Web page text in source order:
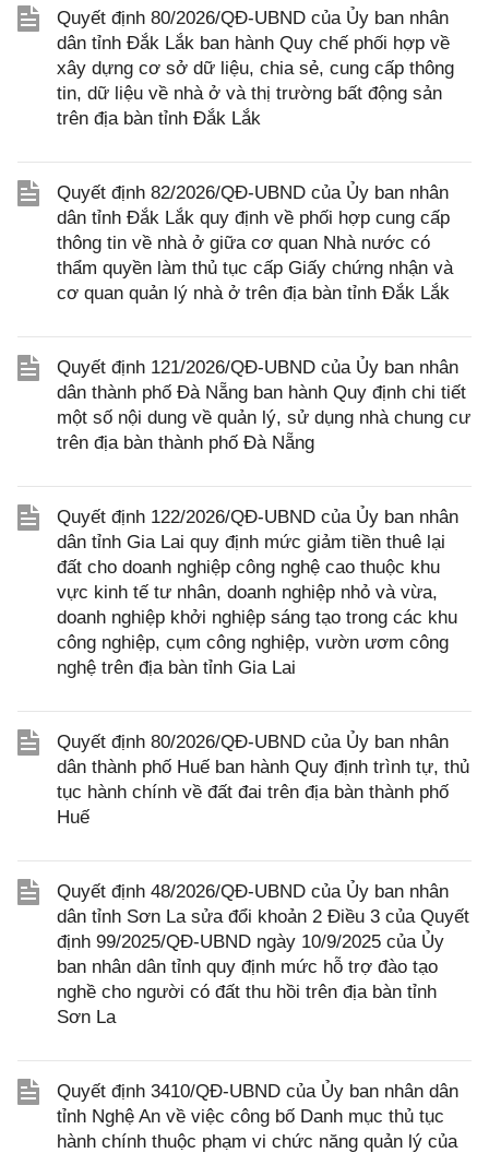
Quyết định 80/2026/QĐ-UBND của Ủy ban nhân
dân tỉnh Đắk Lắk ban hành Quy chế phối hợp về
xây dựng cơ sở dữ liệu, chia sẻ, cung cấp thông
tin, dữ liệu về nhà ở và thị trường bất động sản
trên địa bàn tỉnh Đắk Lắk
Quyết định 82/2026/QĐ-UBND của Ủy ban nhân
dân tỉnh Đắk Lắk quy định về phối hợp cung cấp
thông tin về nhà ở giữa cơ quan Nhà nước có
thẩm quyền làm thủ tục cấp Giấy chứng nhận và
cơ quan quản lý nhà ở trên địa bàn tỉnh Đắk Lắk
Quyết định 121/2026/QĐ-UBND của Ủy ban nhân
dân thành phố Đà Nẵng ban hành Quy định chi tiết
một số nội dung về quản lý, sử dụng nhà chung cư
trên địa bàn thành phố Đà Nẵng
Quyết định 122/2026/QĐ-UBND của Ủy ban nhân
dân tỉnh Gia Lai quy định mức giảm tiền thuê lại
đất cho doanh nghiệp công nghệ cao thuộc khu
vực kinh tế tư nhân, doanh nghiệp nhỏ và vừa,
doanh nghiệp khởi nghiệp sáng tạo trong các khu
công nghiệp, cụm công nghiệp, vườn ươm công
nghệ trên địa bàn tỉnh Gia Lai
Quyết định 80/2026/QĐ-UBND của Ủy ban nhân
dân thành phố Huế ban hành Quy định trình tự, thủ
tục hành chính về đất đai trên địa bàn thành phố
Huế
Quyết định 48/2026/QĐ-UBND của Ủy ban nhân
dân tỉnh Sơn La sửa đổi khoản 2 Điều 3 của Quyết
định 99/2025/QĐ-UBND ngày 10/9/2025 của Ủy
ban nhân dân tỉnh quy định mức hỗ trợ đào tạo
nghề cho người có đất thu hồi trên địa bàn tỉnh
Sơn La
Quyết định 3410/QĐ-UBND của Ủy ban nhân dân
tỉnh Nghệ An về việc công bố Danh mục thủ tục
hành chính thuộc phạm vi chức năng quản lý của